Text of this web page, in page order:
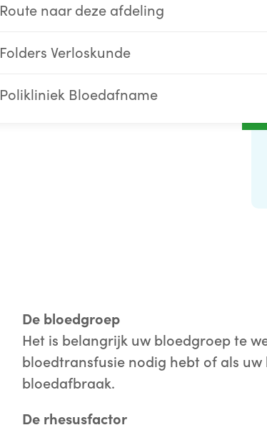
Route naar deze afdeling
Folders Verloskunde
Polikliniek Bloedafname
De bloedgroep
Het is belangrijk uw bloedgroep te
bloedtransfusie nodig hebt of als
bloedafbraak.
De rhesusfactor